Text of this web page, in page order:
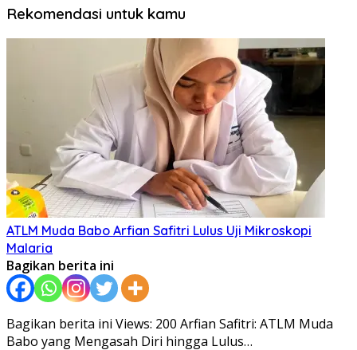
Rekomendasi untuk kamu
ATLM Muda Babo Arfian Safitri Lulus Uji Mikroskopi
Malaria
Bagikan berita ini
Bagikan berita ini Views: 200 Arfian Safitri: ATLM Muda
Babo yang Mengasah Diri hingga Lulus…